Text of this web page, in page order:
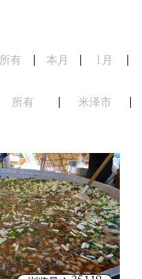
所有 本月 1月
所有 米泽市